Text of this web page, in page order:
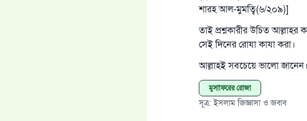
শারহ আল-মুমত্বি(৬/২০৯)]
তাই প্রশ্নকারীর উচিত
সেই দিনের রোযা কাযা করা।
আল্লাহই সবচেয়ে ভালো জানেন।
মুসাফিরের রোজা
সূত্র:ইসলাম জিজ্ঞাসা ও জবাব